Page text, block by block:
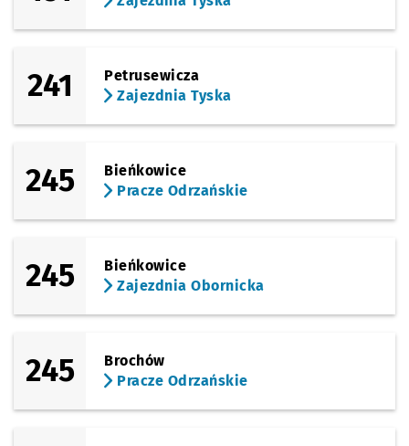
241
Petrusewicza
Zajezdnia Tyska
245
Bieńkowice
Pracze Odrzańskie
245
Bieńkowice
Zajezdnia Obornicka
245
Brochów
Pracze Odrzańskie